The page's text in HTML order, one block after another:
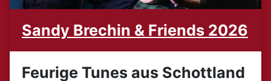
Sandy Brechin & Friends 2026
Feurige Tunes aus Schottland